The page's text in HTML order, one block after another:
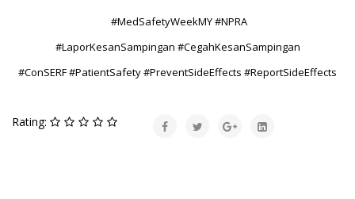
#MedSafetyWeekMY #NPRA
#LaporKesanSampingan #CegahKesanSampingan
#ConSERF #PatientSafety #PreventSideEffects #ReportSideEffects
Rating: